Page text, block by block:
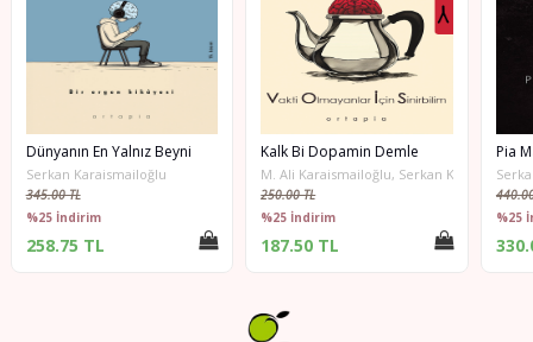
Dünyanın En Yalnız Beyni
Serkan Karaismailoğlu
345.00 TL
%25 İndirim
258.75 TL
Kalk Bi Dopamin Demle
M. Ali Karaismailoğlu, Serkan
250.00 TL
%25 İndirim
187.50 TL
Pia
%25